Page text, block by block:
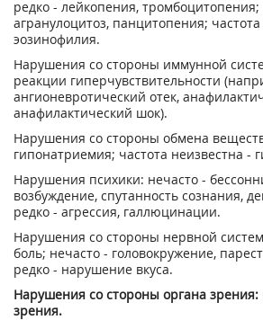
редко - лейкопения,
агранулоцитоз, панцитопения;
эозинофилия.
Нарушения со стороны иммунной
реакции гиперчувствительности
ангионевротический отек,
анафилактический шок).
Нарушения со стороны обмена
гипонатриемия; частота неизвестна -
Нарушения психики: нечасто -
возбуждение, спутанность сознания,
редко - агрессия, галлюцинации.
Нарушения со стороны нервной
боль; нечасто - головокружение,
редко - нарушение вкуса.
Нарушения со стороны органа зрения:
зрения.